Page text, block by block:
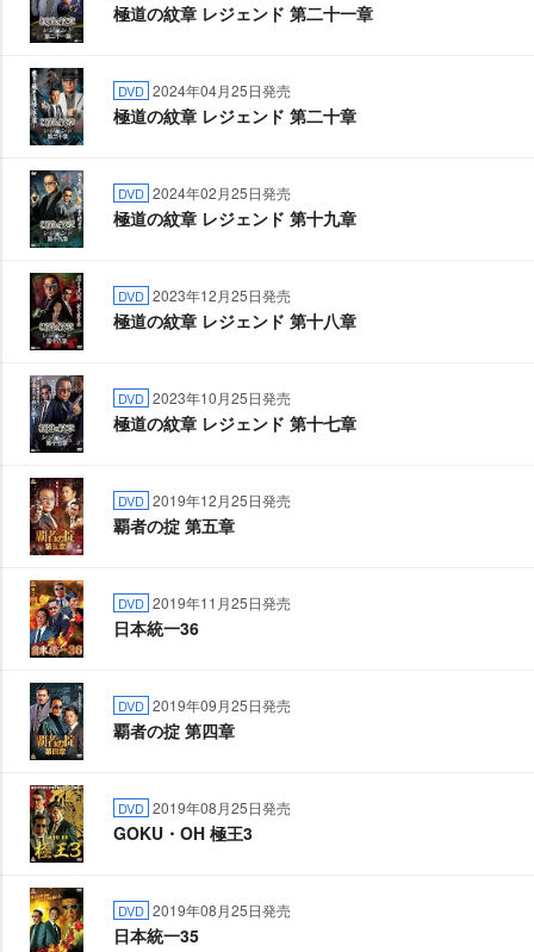
極道の紋章 レジェンド 第二十一章
DVD 2024年04月25日発売
極道の紋章 レジェンド 第二十章
DVD 2024年02月25日発売
極道の紋章 レジェンド 第十九章
DVD 2023年12月25日発売
極道の紋章 レジェンド 第十八章
DVD 2023年10月25日発売
極道の紋章 レジェンド 第十七章
DVD 2019年12月25日発売
覇者の掟 第五章
DVD 2019年11月25日発売
日本統一36
DVD 2019年09月25日発売
覇者の掟 第四章
DVD 2019年08月25日発売
GOKU・OH 極王3
DVD 2019年08月25日発売
日本統一35